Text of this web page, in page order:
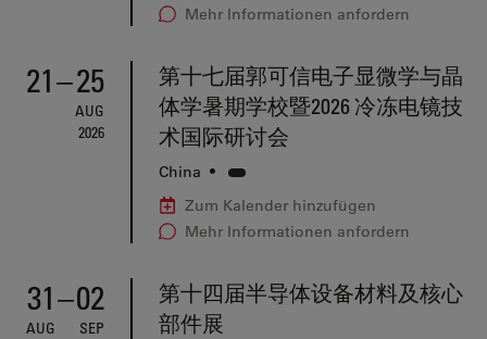
Mehr Informationen anfordern
21–25
AUG
2026
第十七届郭可信电子显微学与晶
体学暑期学校暨2026 冷冻电镜技
术国际研讨会
China •
Zum Kalender hinzufügen
Mehr Informationen anfordern
31
AUG
–02
SEP
第十四届半导体设备材料及核心
部件展